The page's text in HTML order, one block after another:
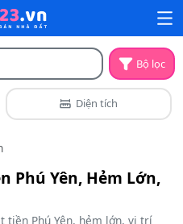
Bộ lọc
Diện tích
Phú Yên, Hẻm Lớn,
tiền Phú Yên, hẻm lớn, vị trí